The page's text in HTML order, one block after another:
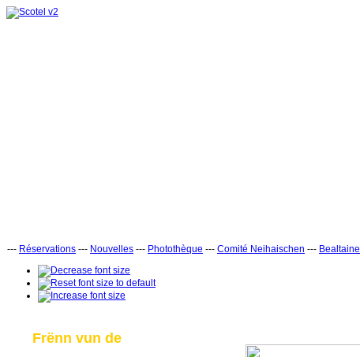
--- Réservations --- Nouvelles --- Photothèque --- Comité Neihaischen --- Bealtaine
Frënn vun de